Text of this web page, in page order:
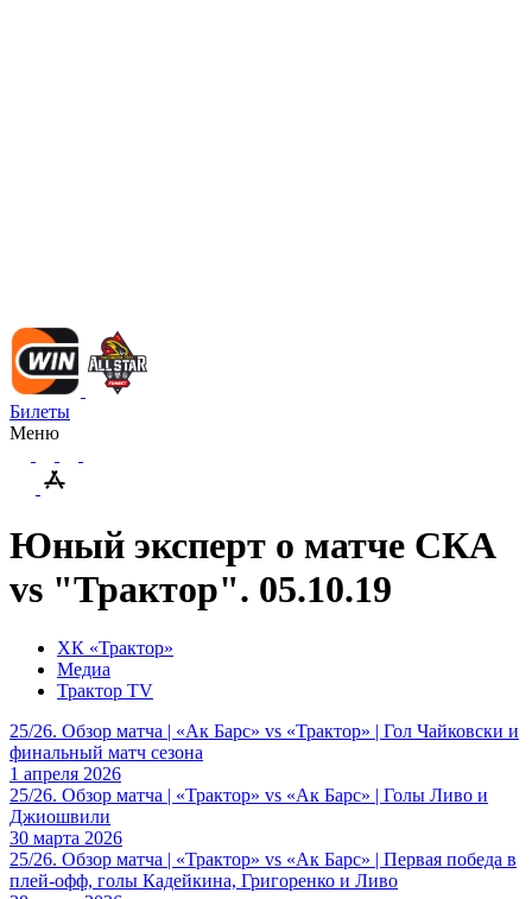
Билеты
Меню
Юный эксперт о матче СКА
vs "Трактор". 05.10.19
ХК «Трактор»
Медиа
Трактор TV
25/26. Обзор матча | «Ак Барс» vs «Трактор» | Гол Чайковски и
финальный матч сезона
1 апреля 2026
25/26. Обзор матча | «Трактор» vs «Ак Барс» | Голы Ливо и
Джиошвили
30 марта 2026
25/26. Обзор матча | «Трактор» vs «Ак Барс» | Первая победа в
плей-офф, голы Кадейкина, Григоренко и Ливо